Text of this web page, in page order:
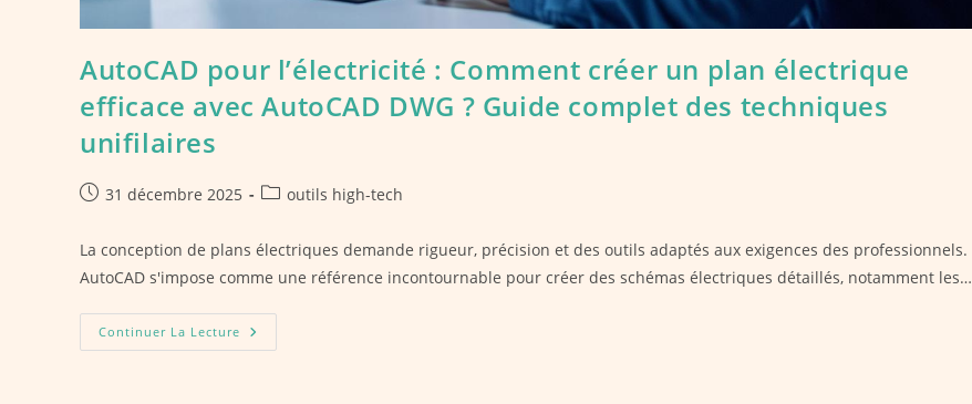
AutoCAD pour l’électricité : Comment créer un plan électrique
efficace avec AutoCAD DWG ? Guide complet des techniques
unifilaires
Publication
31 décembre 2025
Postoutils high-tech
La conception de plans électriques demande rigueur, précision et des outils adaptés aux exigences des professionnels.
AutoCAD s'impose comme une référence incontournable pour créer des schémas électriques détaillés, notamment les…
Continuer La Lecture AutoCAD
Pour